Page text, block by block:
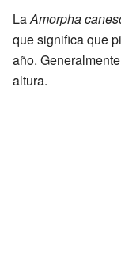
LaAmorpha
que significa que
año.
altura.